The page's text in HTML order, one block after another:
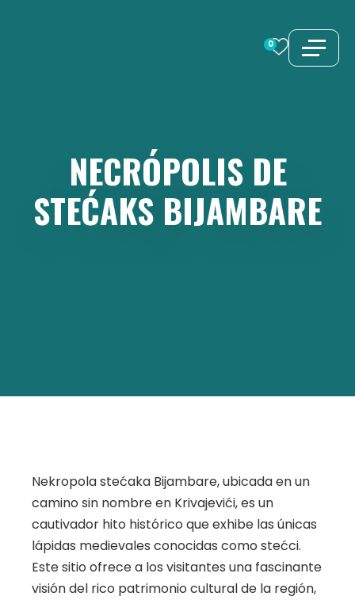
0
NECRÓPOLIS DE
STEĆAKS BIJAMBARE
Nekropola stećaka Bijambare, ubicada en un
camino sin nombre en Krivajevići, es un
cautivador hito histórico que exhibe las únicas
lápidas medievales conocidas como stećci.
Este sitio ofrece a los visitantes una fascinante
visión del rico patrimonio cultural de la región,